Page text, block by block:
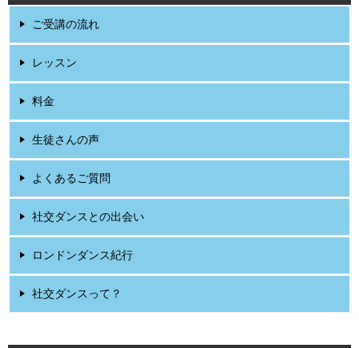
ご受講の流れ
レッスン
料金
生徒さんの声
よくあるご質問
社交ダンスとの出会い
ロンドンダンス紀行
社交ダンスって？